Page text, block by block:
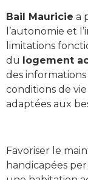
Bail Mauricie a
l’autonomie et
limitations
du logement
des
conditions de
adaptées aux
Favoriser le
handicapées